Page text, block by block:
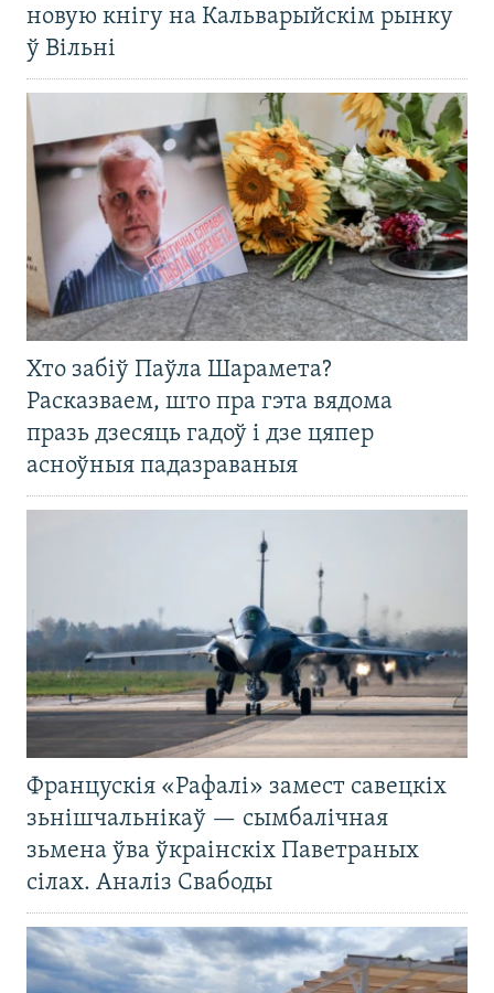
новую кнігу на Кальварыйскім рынку
ў Вільні
Хто забіў Паўла Шарамета?
Расказваем, што пра гэта вядома
празь дзесяць гадоў і дзе цяпер
асноўныя падазраваныя
Францускія «Рафалі» замест савецкіх
зьнішчальнікаў — сымбалічная
зьмена ўва ўкраінскіх Паветраных
сілах. Аналіз Свабоды